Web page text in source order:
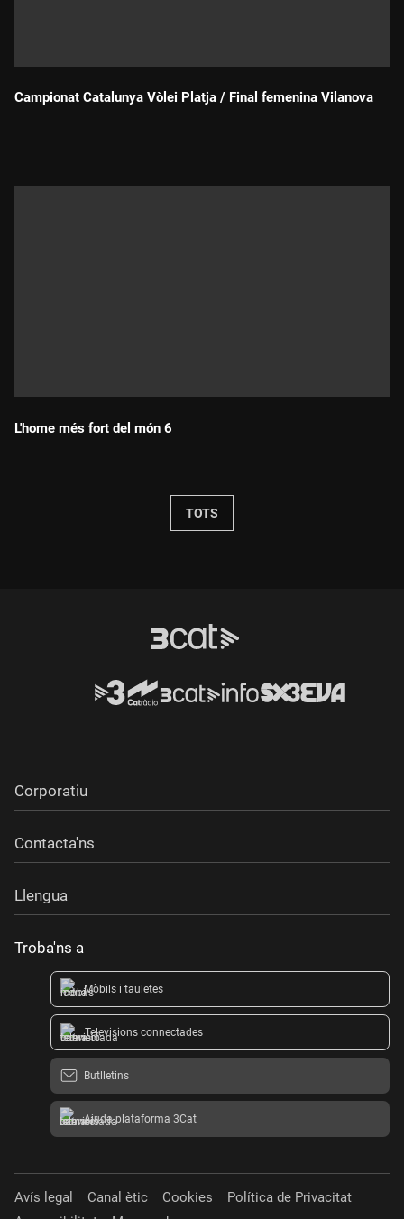
Campionat Catalunya Vòlei Platja / Final femenina Vilanova
L'home més fort del món 6
TOTS
Corporatiu
Contacta'ns
Llengua
Troba'ns a
Mòbils i tauletes
Televisions connectades
Butlletins
Ajuda plataforma 3Cat
Avís legal Canal ètic Cookies
Política de Privacitat